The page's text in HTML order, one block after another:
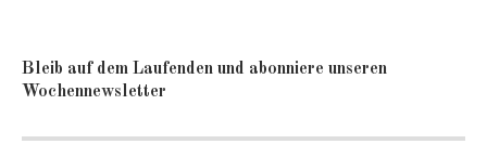
Bleib auf dem Laufenden und abonniere unseren
Wochennewsletter